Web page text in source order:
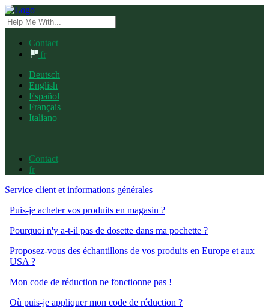
Contact
fr
Deutsch
English
Español
Français
Italiano
Contact
fr
Service client et informations générales
Puis-je acheter vos produits en magasin ?
Pourquoi n'y a-t-il pas de dosette dans ma pochette ?
Proposez-vous des échantillons de vos produits en Europe et aux
USA ?
Mon code de réduction ne fonctionne pas !
Où puis-je appliquer mon code de réduction ?